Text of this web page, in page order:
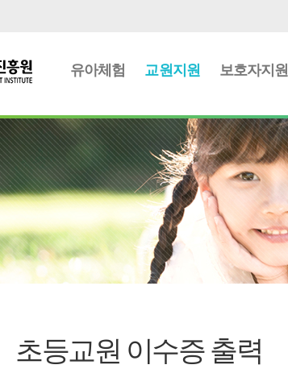
유아체험 교원지원 보호자지원
초등교원 이수증 출력